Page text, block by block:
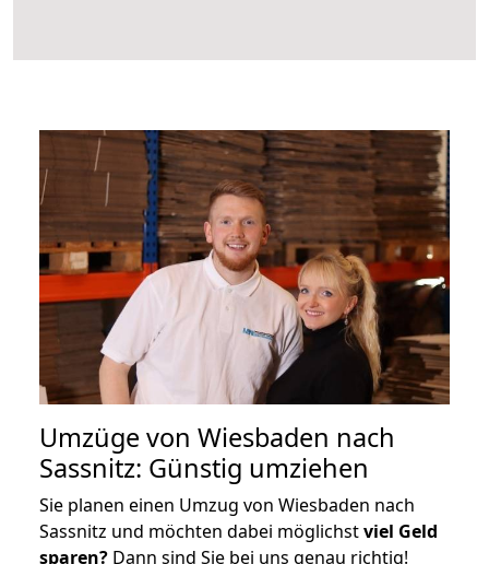
Umzüge von Wiesbaden nach
Sassnitz: Günstig umziehen
Sie planen einen Umzug von Wiesbaden nach
Sassnitz und möchten dabei möglichstviel Geld
sparen? Dann sind Sie bei uns genau richtig!